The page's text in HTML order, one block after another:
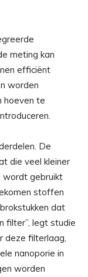
meting kan
efficiënt
worden
hoeven te
De
die veel kleiner
wordt gebruikt
stoffen
dat
filter”, legt studie
deze filterlaag,
nanoporie in
worden